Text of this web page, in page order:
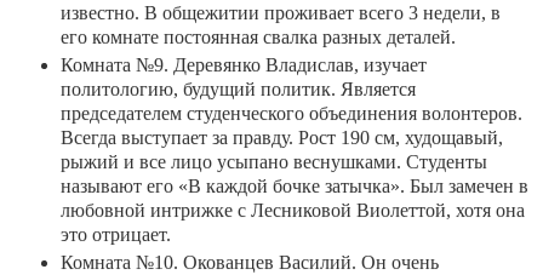
известно. В общежитии проживает всего 3 недели, в
его комнате постоянная свалка разных деталей.
Комната №9. Деревянко Владислав, изучает
политологию, будущий политик. Является
председателем студенческого объединения волонтеров.
Всегда выступает за правду. Рост 190 см, худощавый,
рыжий и все лицо усыпано веснушками. Студенты
называют его «В каждой бочке затычка». Был замечен в
любовной интрижке с Лесниковой Виолеттой, хотя она
это отрицает.
Комната №10. Окованцев Василий. Он очень